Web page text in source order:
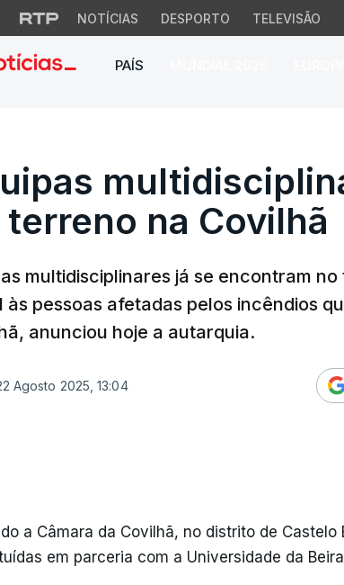
NOTÍCIAS DESPORTO TELEVISÃO
PAÍS
terreno na Covilhã
multidisciplinares já se encontram
às pessoas afetadas pelos incêndios
anunciou hoje a autarquia.
Agosto 2025, 13:04
a Câmara da Covilhã, no distrito de Castelo
em parceria com a Universidade da